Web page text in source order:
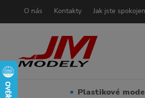
O nás Kontakty Jak jste
Plastikové